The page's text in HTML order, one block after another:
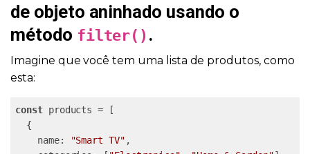
de objeto aninhado usando o
método filter() .
Imagine que você tem uma lista de produtos, como
esta:
const products = [
  {
    name:
"Smart TV" ,